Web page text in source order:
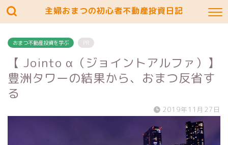
主婦おまつの初心者不動産投資日記
おまつ不動産投資を学ぶ PR
【 Jointo α（ジョイントアルファ）】
豊洲タワーの結果から、おまつ反省す
る
2019年11月27日